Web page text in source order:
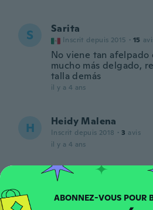
S Sarita
Inscrit depuis 2015 · 15
No viene tan afelpado
mucho más delgado,
talla demás
il y a 4 ans
H Heidy Malena
Inscrit depuis 2018 · 3 avis
il y a 4 ans
Terri
Nice comfy leggings